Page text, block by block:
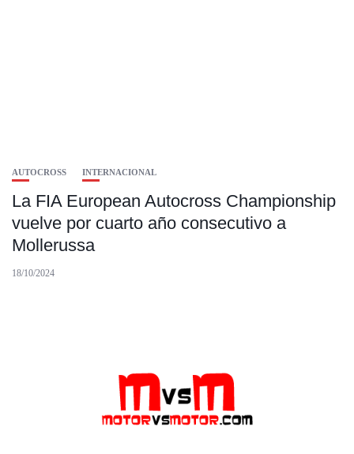
AUTOCROSS INTERNACIONAL
La FIA European Autocross Championship
vuelve por cuarto año consecutivo a
Mollerussa
18/10/2024